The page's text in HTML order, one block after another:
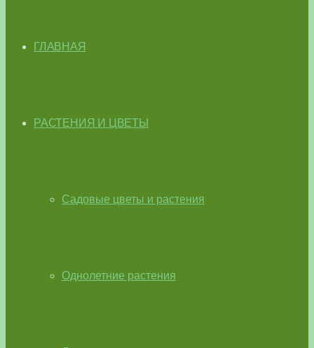
ГЛАВНАЯ
РАСТЕНИЯ И ЦВЕТЫ
Садовые цветы и растения
Однолетние растения